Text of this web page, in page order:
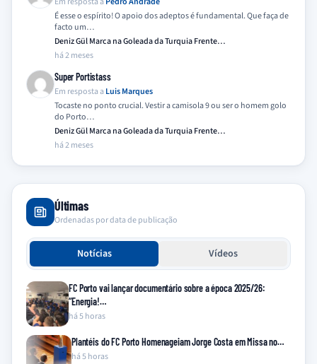
É esse o espírito! O apoio dos adeptos é fundamental. Que faça de
facto um…
Deniz Gül Marca na Goleada da Turquia Frente…
há 2 meses
Super Portistass
Em resposta a Luis Marques
Tocaste no ponto crucial. Vestir a camisola 9 ou ser o homem golo
do Porto…
Deniz Gül Marca na Goleada da Turquia Frente…
há 2 meses
Últimas
Ordenadas por data de publicação
Notícias Vídeos
FC Porto vai lançar documentário sobre a época 2025/26:
“Energia!…
há 5 horas
Plantéis do FC Porto Homenageiam Jorge Costa em Missa no…
há 5 horas